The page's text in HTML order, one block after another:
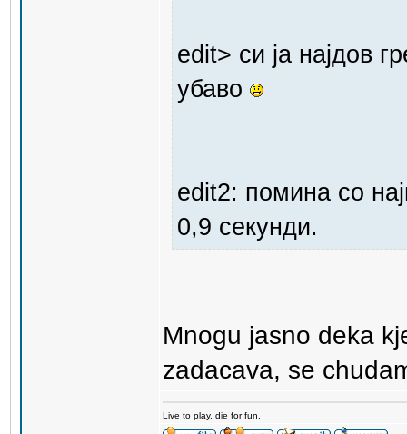
edit> си ја најдов
убаво
edit2: помина со
0,9 секунди.
Mnogu jasno deka
zadacava, se
Live to play, die for fun.